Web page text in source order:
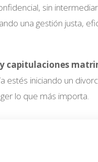
sin
una gestión justa,
capitulaciones
estés iniciando un
lo que más importa.